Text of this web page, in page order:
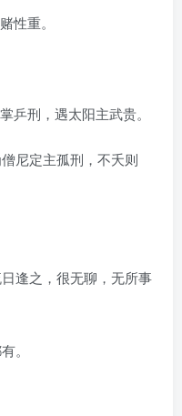
性重。
乒刑，遇太阳主武贵。
尼定主孤刑，不夭则
逢之，很无聊，无所事
。